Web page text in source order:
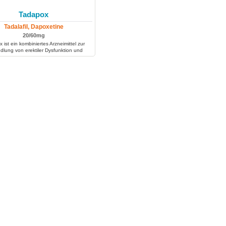
Tadapox
Tadalafil, Dapoxetine
20/60mg
ist ein kombiniertes Arzneimittel zur
von erektiler Dysfunktion und
vorzeitiger Ejakulation.